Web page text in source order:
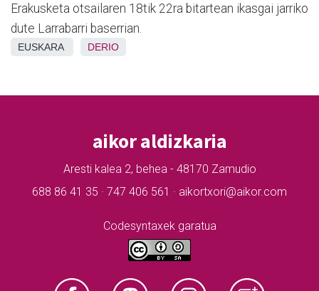
Erakusketa otsailaren 18tik 22ra bitartean ikasgai jarriko
dute Larrabarri baserrian.
EUSKARA DERIO
aikor aldizkaria
Aresti kalea 2, behea - 48170 Zamudio
688 86 41 35 · 747 406 561 · aikortxori@aikor.com
Codesyntaxek garatua